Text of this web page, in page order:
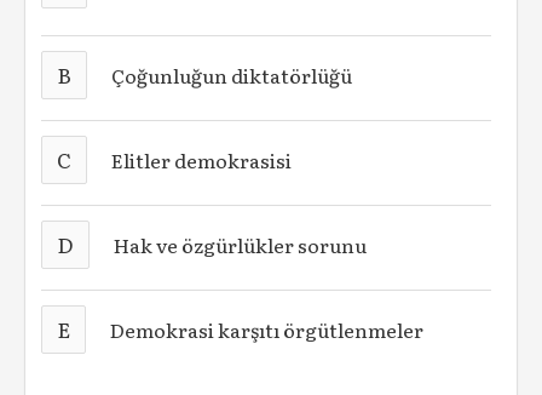
B Çoğunluğun diktatörlüğü
C Elitler demokrasisi
D Hak ve özgürlükler sorunu
E Demokrasi karşıtı örgütlenmeler